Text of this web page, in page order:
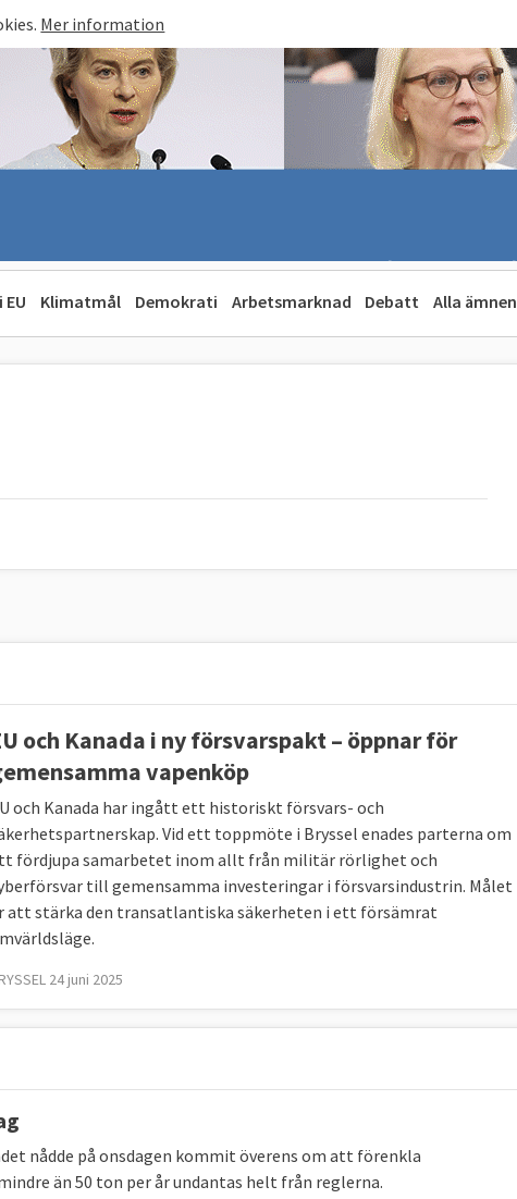
Mer information
Klimatmål Demokrati Arbetsmarknad Debatt Alla ämnen
och Kanada i ny försvarspakt – öppnar för
vapenköp
och Kanada har ingått ett historiskt försvars- och
Vid ett toppmöte i Bryssel enades parterna om
fördjupa samarbetet inom allt från militär rörlighet och
till gemensamma investeringar i försvarsindustrin. Målet
att stärka den transatlantiska säkerheten i ett försämrat
24 juni 2025
nådde på onsdagen kommit överens om att förenkla
än 50 ton per år undantas helt från reglerna.